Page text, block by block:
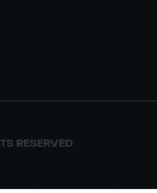
RESERVED